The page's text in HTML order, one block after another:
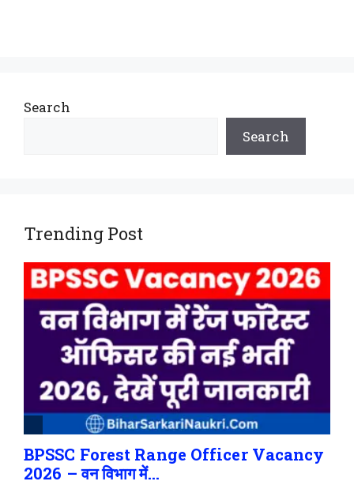
Search
Search
Trending Post